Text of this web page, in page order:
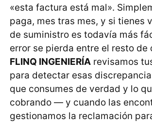
«esta factura está mal».
paga, mes tras mes, y si tienes
de suministro es todavía más
error se pierda entre el resto de
FLINQ INGENIERÍA revisamos
para detectar esas
que consumes de verdad y lo
cobrando — y cuando las
gestionamos la reclamación